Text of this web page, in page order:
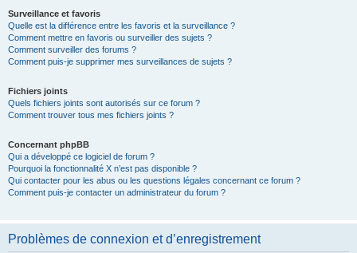
Surveillance et favoris
Quelle est la différence entre les favoris et la surveillance ?
Comment mettre en favoris ou surveiller des sujets ?
Comment surveiller des forums ?
Comment puis-je supprimer mes surveillances de sujets ?
Fichiers joints
Quels fichiers joints sont autorisés sur ce forum ?
Comment trouver tous mes fichiers joints ?
Concernant phpBB
Qui a développé ce logiciel de forum ?
Pourquoi la fonctionnalité X n’est pas disponible ?
Qui contacter pour les abus ou les questions légales concernant ce forum ?
Comment puis-je contacter un administrateur du forum ?
Problèmes de connexion et d’enregistrement